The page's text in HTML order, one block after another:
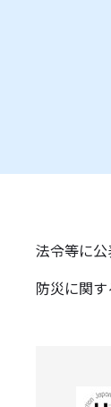
法令等に
防災に関